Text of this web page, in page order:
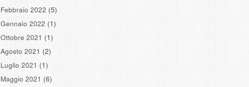
Febbraio 2022 (5)
Gennaio 2022 (1)
Ottobre 2021 (1)
Agosto 2021 (2)
Luglio 2021 (1)
Maggio 2021 (6)